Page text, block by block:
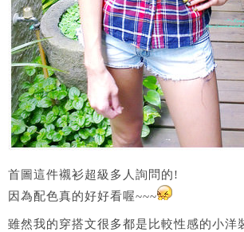
首圖這件襯衫超級多人詢問的!
因為配色真的好好看喔~~~
雖然我的穿搭文很多都是比較性感的小洋